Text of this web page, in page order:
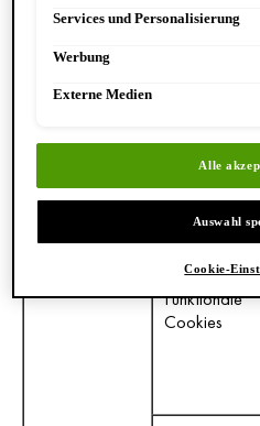
notwendige
Unbedingt
Funktionale
Cookies
Services und Personalisierung
Werbung
Externe Medien
Alle
Auswahl
Cookie-